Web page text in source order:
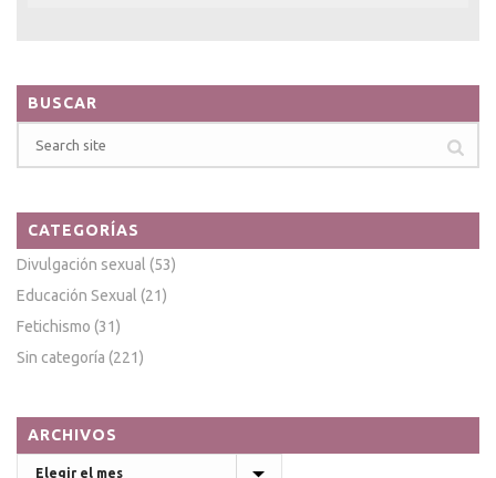
BUSCAR
CATEGORÍAS
Divulgación sexual (53)
Educación Sexual (21)
Fetichismo (31)
Sin categoría (221)
ARCHIVOS
Archivos